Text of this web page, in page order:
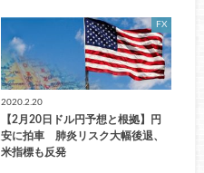
FX
2020.2.20
【2月20日ドル円予想と根拠】円
安に拍車 肺炎リスク大幅後退、
米指標も反発